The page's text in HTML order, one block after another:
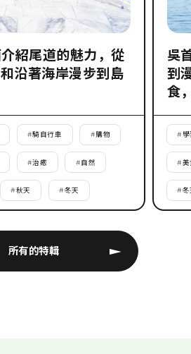
所有的特輯
介紹尾道的魅力，從
沿著海岸漫步到島
#騎自行車 #購物
#治癒 #自然
#秋天 #冬天
吳
到
食
# 學
#美
#冬